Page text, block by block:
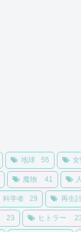
地球 55 女
魔物 41
科学者 29 再生
23 ヒトラー